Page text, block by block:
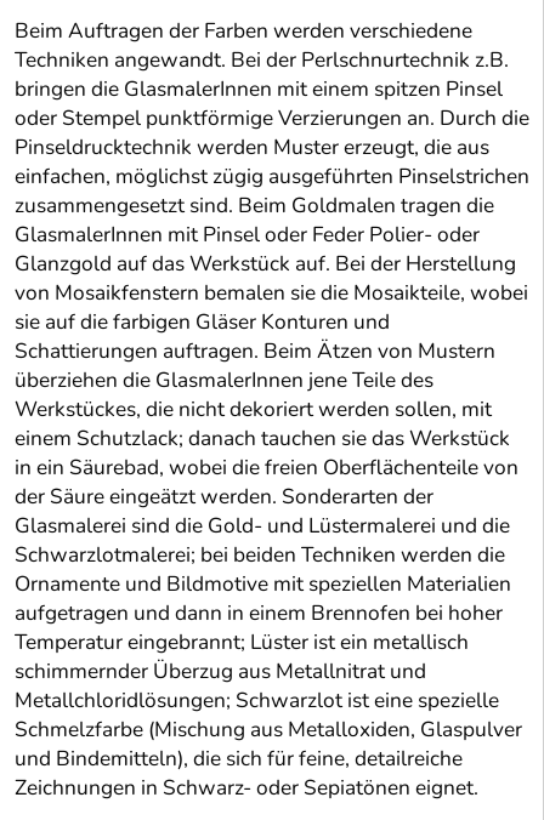
Beim Auftragen der Farben werden verschiedene
Techniken angewandt. Bei der Perlschnurtechnik z.B.
bringen die GlasmalerInnen mit einem spitzen Pinsel
oder Stempel punktförmige Verzierungen an. Durch die
Pinseldrucktechnik werden Muster erzeugt, die aus
einfachen, möglichst zügig ausgeführten Pinselstrichen
zusammengesetzt sind. Beim Goldmalen tragen die
GlasmalerInnen mit Pinsel oder Feder Polier- oder
Glanzgold auf das Werkstück auf. Bei der Herstellung
von Mosaikfenstern bemalen sie die Mosaikteile, wobei
sie auf die farbigen Gläser Konturen und
Schattierungen auftragen. Beim Ätzen von Mustern
überziehen die GlasmalerInnen jene Teile des
Werkstückes, die nicht dekoriert werden sollen, mit
einem Schutzlack; danach tauchen sie das Werkstück
in ein Säurebad, wobei die freien Oberflächenteile von
der Säure eingeätzt werden. Sonderarten der
Glasmalerei sind die Gold- und Lüstermalerei und die
Schwarzlotmalerei; bei beiden Techniken werden die
Ornamente und Bildmotive mit speziellen Materialien
aufgetragen und dann in einem Brennofen bei hoher
Temperatur eingebrannt; Lüster ist ein metallisch
schimmernder Überzug aus Metallnitrat und
Metallchloridlösungen; Schwarzlot ist eine spezielle
Schmelzfarbe (Mischung aus Metalloxiden, Glaspulver
und Bindemitteln), die sich für feine, detailreiche
Zeichnungen in Schwarz- oder Sepiatönen eignet.